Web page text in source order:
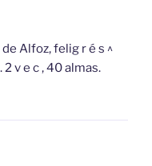
Alfoz, felig r é s ^
2 v e c , 40 almas.